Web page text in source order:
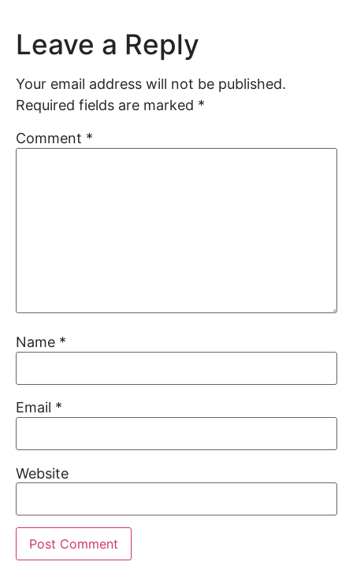
Leave a Reply
Your email address will not be published.
Required fields are marked *
Comment *
Name *
Email *
Website